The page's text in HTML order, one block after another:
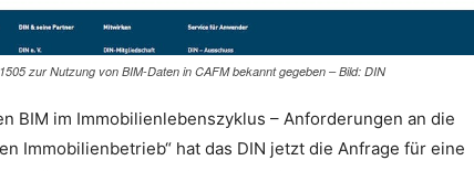
zur Nutzung von BIM-Daten in CAFM bekannt gegeben – Bild: DIN
BIM im Immobilienlebenszyklus – Anforderungen an die
Immobilienbetrieb“ hat das DIN jetzt die Anfrage für eine